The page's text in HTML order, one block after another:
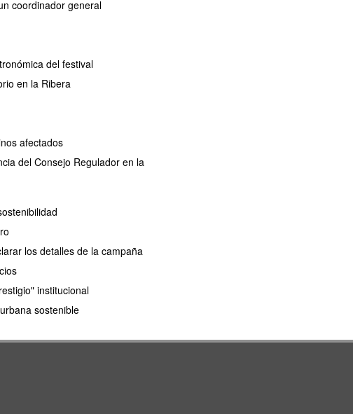
coordinador general
del festival
en la Ribera
afectados
del Consejo Regulador en la
los detalles de la campaña
institucional
sostenible